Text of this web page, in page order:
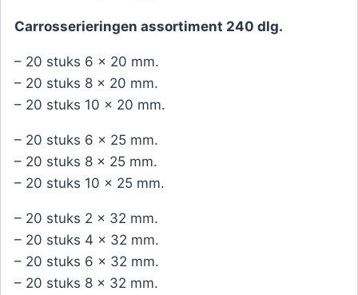
Carrosserieringen assortiment 240 dlg.
– 20 stuks 6 x 20 mm.
– 20 stuks 8 x 20 mm.
– 20 stuks 10 x 20 mm.
– 20 stuks 6 x 25 mm.
– 20 stuks 8 x 25 mm.
– 20 stuks 10 x 25 mm.
– 20 stuks 2 x 32 mm.
– 20 stuks 4 x 32 mm.
– 20 stuks 6 x 32 mm.
– 20 stuks 8 x 32 mm.